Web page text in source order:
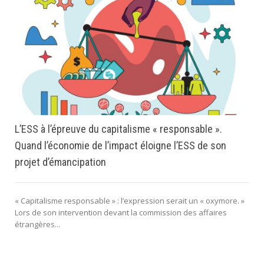
L’ESS à l’épreuve du capitalisme « responsable ».
Quand l’économie de l’impact éloigne l’ESS de son
projet d’émancipation
« Capitalisme responsable » : l’expression serait un « oxymore. »
Lors de son intervention devant la commission des affaires
étrangères...